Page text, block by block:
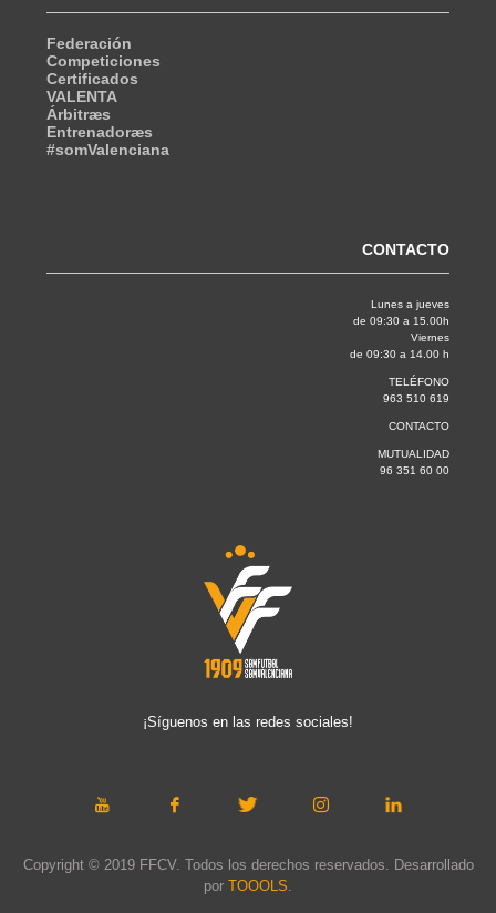
Federación
Competiciones
Certificados
VALENTA
Árbitræs
Entrenadoræs
#somValenciana
CONTACTO
Lunes a jueves
de 09:30 a 15.00h
Viernes
de 09:30 a 14.00 h
TELÉFONO
963 510 619
CONTACTO
MUTUALIDAD
96 351 60 00
¡Síguenos en las redes sociales!
Copyright © 2019 FFCV. Todos los derechos reservados. Desarrollado
por TOOOLS.